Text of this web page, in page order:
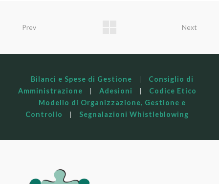
Prev Next
Bilanci e Spese di Gestione |
Consiglio di
Amministrazione
| Adesioni |
Codice Etico
Modello di Organizzazione, Gestione e
Controllo
| Segnalazioni Whistleblowing